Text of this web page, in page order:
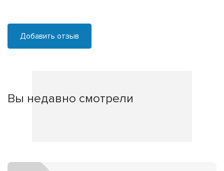
Добавить отзыв
Вы недавно смотрели